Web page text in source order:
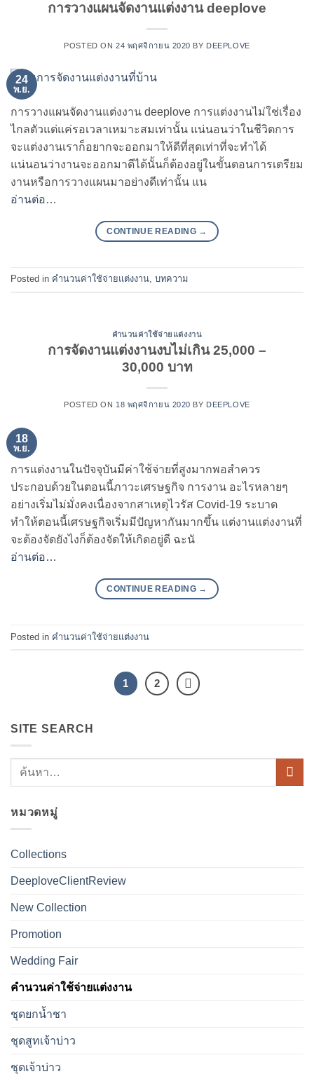
การวางแผนจัดงานแต่งงาน deeplove
POSTED ON 24 พฤศจิกายน 2020 BY DEEPLOVE
24
พ.ย.
การวางแผนจัดงานแต่งงาน deeplove การแต่งงานไม่ใช่เรื่อง
ไกลตัวแต่แค่รอเวลาเหมาะสมเท่านั้น แน่นอนว่าในชีวิตการ
จะแต่งงานเราก็อยากจะออกมาให้ดีที่สุดเท่าที่จะทำได้
แน่นอนว่างานจะออกมาดีได้นั้นก็ต้องอยู่ในขั้นตอนการเตรียม
งานหรือการวางแผนมาอย่างดีเท่านั้น แน
อ่านต่อ…
CONTINUE READING →
Posted in คำนวนค่าใช้จ่ายแต่งงาน บทความ
คำนวนค่าใช้จ่ายแต่งงาน
การจัดงานแต่งงานงบไม่เกิน 25,000 –
30,000 บาท
POSTED ON 18 พฤศจิกายน 2020 BY DEEPLOVE
18
พ.ย.
การแต่งงานในปัจจุบันมีค่าใช้จ่ายที่สูงมากพอสำควร
ประกอบด้วยในตอนนี้ภาวะเศรษฐกิจ การงาน อะไรหลายๆ
อย่างเริ่มไม่มั่งคงเนื่องจากสาเหตุไวรัส Covid-19 ระบาด
ทำให้ตอนนี้เศรษฐกิจเริ่มมีปัญหากันมากขึ้น แต่งานแต่งงานที่
จะต้องจัดยังไงก็ต้องจัดให้เกิดอยู่ดี ฉะนั
อ่านต่อ…
CONTINUE READING →
Posted in คำนวนค่าใช้จ่ายแต่งงาน
1 2
SITE SEARCH
หมวดหมู่
Collections
DeeploveClientReview
New Collection
Promotion
Wedding Fair
คำนวนค่าใช้จ่ายแต่งงาน
ชุดยกน้ำชา
ชุดสูทเจ้าบ่าว
ชุดเจ้าบ่าว